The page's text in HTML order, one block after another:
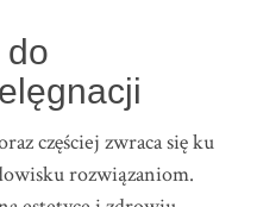
częściej zwraca się ku
rozwiązaniom.